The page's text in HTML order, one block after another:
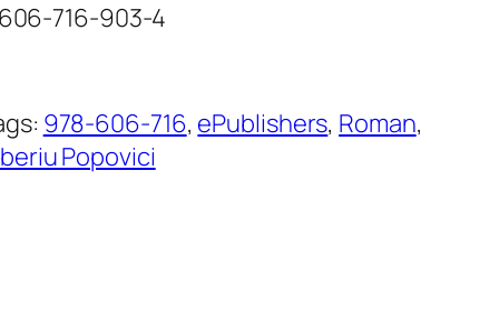
716-903-4
978-606-716, ePublishers, Roman
Popovici